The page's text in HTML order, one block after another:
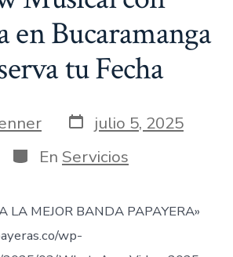
en Bucaramanga
tu Fecha
Fecha
de
publicación
julio 5, 2025
Categorías
En Servicios
LA MEJOR BANDA PAPAYERA»
wp-